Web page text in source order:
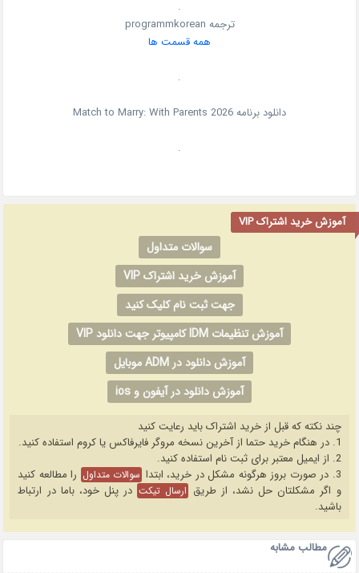
.
ترجمه programmkorean
همه قسمت ها
.
دانلود برنامه Match to Marry: With Parents 2026
.
آموزش خرید اشتراک VIP
سوالات متداول
آموزش خرید اشتراک VIP
جهت ثبت نام کلیک کنید
آموزش تنظیمات IDM کامپیوتر جهت دانلود VIP
آموزش دانلود در ADM موبایل
آموزش دانلود در آیفون و ios
چند نکته که قبل از خرید اشتراک باید رعایت کنید
1. در هنگام خرید حتما از آخرین نسخه مروگر فایرفاکس یا کروم استفاده کنید.
2. از ایمیل معتبر برای ثبت نام استفاده کنید.
3. در صورت بروز هرگونه مشکل در خرید، ابتدا
سوالات متداول را مطالعه کنید
و اگر مشکلتان حل نشد، از طریق ارسال تیکت در پنل خود، باما در ارتباط
باشید.
مطالب مشابه